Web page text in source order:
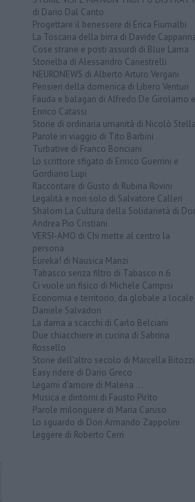
di Dario Dal Canto
Progettare il benessere di Erica Fiumalbi
La Toscana della birra di Davide
Cose strane e posti assurdi di Blue Lama
Storielba di Alessandro Canestrelli
NEURONEWS di Alberto Arturo Vergani
Pensieri della domenica di Libero Venturi
Fauda e balagan di Alfredo De Girolamo e
Enrico Catassi
Storie di ordinaria umanità di Nicolò Stella
Parole in viaggio di Tito Barbini
Turbative di Franco Bonciani
Lo scrittore sfigato di Enrico Guerrini e
Gordiano Lupi
Raccontare di Gusto di Rubina Rovini
Legalità e non solo di Salvatore Calleri
Shalom La Cultura della Solidarietà di
Andrea Pio Cristiani
VERSI-AMO di Chi mette al centro la
persona
Eureka! di Nausica Manzi
Tabasco senza filtro di Tabasco n.6
Ci vuole un fisico di Michele Campisi
Economia e territorio, da globale a locale
Daniele Salvadori
La dama a scacchi di Carlo Belciani
Due chiacchiere in cucina di Sabrina
Rossello
Storie dell'altro secolo di Marcella Bitozzi
Easy ridere di Dario Greco
Legami d'amore di Malena ...
Musica e dintorni di Fausto Pirìto
Parole milonguere di Maria Caruso
Lo sguardo di Don Armando Zappolini
Leggere di Roberto Cerri